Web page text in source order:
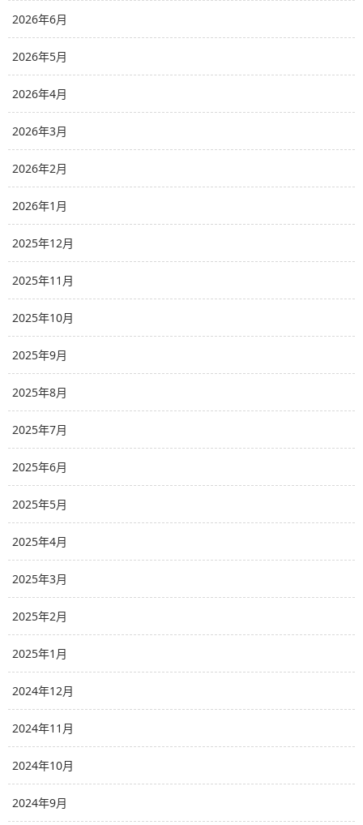
2026年6月
2026年5月
2026年4月
2026年3月
2026年2月
2026年1月
2025年12月
2025年11月
2025年10月
2025年9月
2025年8月
2025年7月
2025年6月
2025年5月
2025年4月
2025年3月
2025年2月
2025年1月
2024年12月
2024年11月
2024年10月
2024年9月